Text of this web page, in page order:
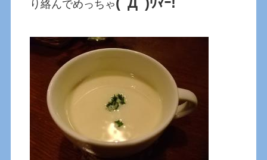
り絡んでめっちゃ